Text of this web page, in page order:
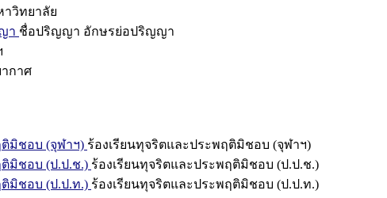
าวิทยาลัย
า ชื่อปริญญา อักษรย่อปริญญา
กาศ
มิชอบ (จุฬาฯ) ร้องเรียนทุจริตและประพฤติมิชอบ (จุฬาฯ)
มิชอบ (ป.ป.ช.) ร้องเรียนทุจริตและประพฤติมิชอบ (ป.ป.ช.)
มิชอบ (ป.ป.ท.) ร้องเรียนทุจริตและประพฤติมิชอบ (ป.ป.ท.)